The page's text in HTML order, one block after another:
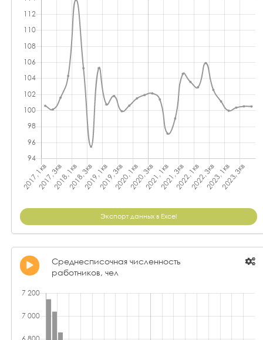
Экспорт данных в Excel
Среднесписочная численность
работников, чел